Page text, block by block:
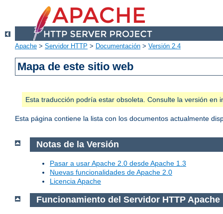
Apache > Servidor HTTP > Documentación > Versión 2.4
Mapa de este sitio web
Esta traducción podría estar obsoleta. Consulte la versión
Esta página contiene la lista con los documentos actualmente
Notas de la Versión
Pasar a usar Apache 2.0 desde Apache 1.3
Nuevas funcionalidades de Apache 2.0
Licencia Apache
Funcionamiento del Servidor HTTP Apache